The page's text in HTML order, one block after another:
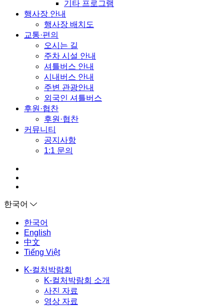
기타 프로그램
행사장 안내
행사장 배치도
교통·편의
오시는 길
주차 시설 안내
셔틀버스 안내
시내버스 안내
주변 관광안내
외국인 셔틀버스
후원·협찬
후원·협찬
커뮤니티
공지사항
1:1 문의
한국어
한국어
English
中文
Tiếng Việt
K-컬처박람회
K-컬처박람회 소개
사진 자료
영상 자료